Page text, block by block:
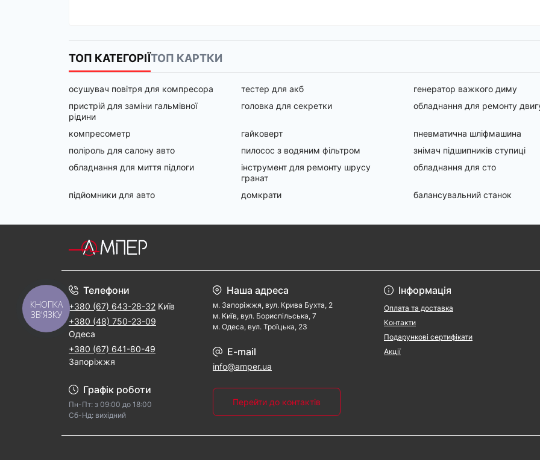
ТОП КАТЕГОРІЇТОП КАРТКИ
осушувач повітря для компресора тестер для акб генератор важкого диму
пристрій для заміни гальмівної
рідини
головка для секретки обладнання для ремонту
компресометр гайковерт пневматична шліфмашина
поліроль для салону авто
пилосос з водяним фільтром знімач підшипників ступиці
обладнання для миття підлоги
інструмент для ремонту шрусу
гранат
обладнання для сто
підйомники для авто домкрати балансувальний станок
Телефони
+380 (67) 643-28-32 Київ
+380 (48) 750-23-09
Одеса
+380 (67) 641-80-49
Запоріжжя
Графік роботи
Пн-Пт: з 09:00 дo 18:00
Cб-Hд: виxідний
Наша адреса
м. Запорiжжя, вул. Крива Бухта, 2
м. Kиїв, вул. Бориспільська, 7
м. Одеса, вул. Троїцька, 23
E-mail
info@amper.ua
Перейти до контактів
Інформація
Оплата та доставка
Контакти
Подарункові сертифікати
Акції
КНОПКА
ЗВ'ЯЗКУ